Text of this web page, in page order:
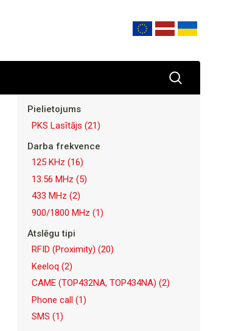
Pielietojums
PKS Lasītājs (21)
Darba frekvence
125 KHz (16)
13.56 MHz (5)
433 MHz (2)
900/1800 MHz (1)
Atslēgu tipi
RFID (Proximity) (20)
Keeloq (2)
CAME (TOP432NA, TOP434NA) (2)
Phone call (1)
SMS (1)